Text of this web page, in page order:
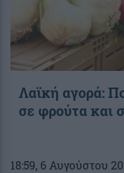
Λαϊκή αγορά:
σε φρούτα και
18:59, 6 Αυγούστου